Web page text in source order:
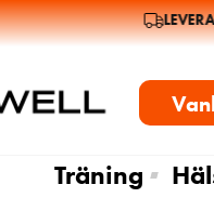
Träning